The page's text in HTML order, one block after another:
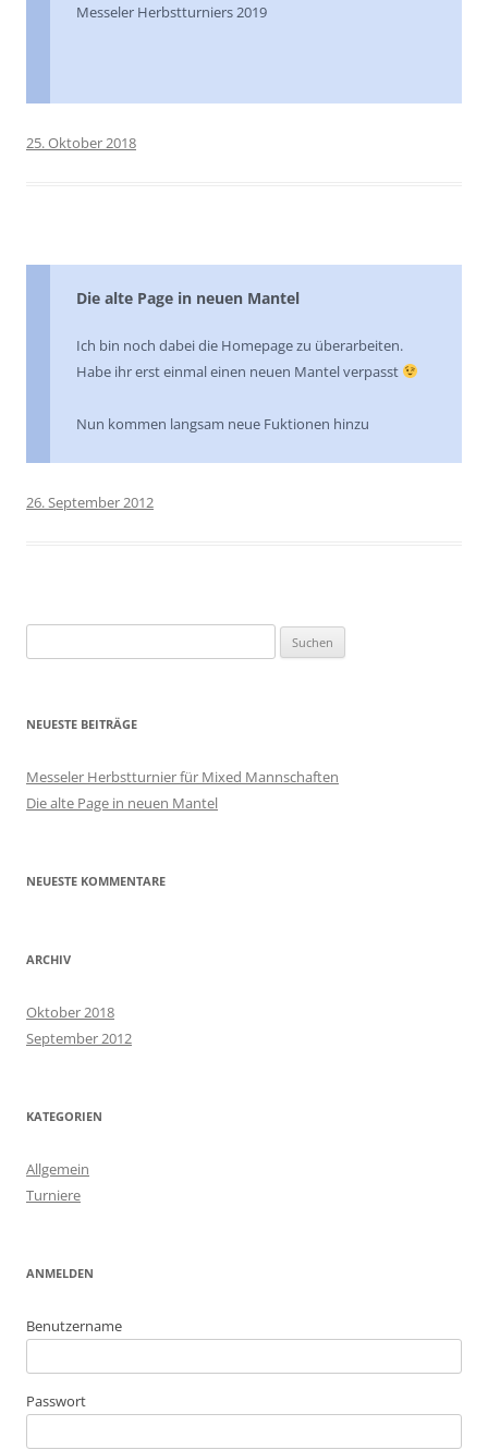
Messeler Herbstturniers 2019
25. Oktober 2018
Die alte Page in neuen Mantel
Ich bin noch dabei die Homepage zu überarbeiten.
Habe ihr erst einmal einen neuen Mantel verpasst
Nun kommen langsam neue Fuktionen hinzu
26. September 2012
nach:
NEUESTE BEITRÄGE
Messeler Herbstturnier für Mixed Mannschaften
Die alte Page in neuen Mantel
NEUESTE KOMMENTARE
ARCHIV
Oktober 2018
September 2012
KATEGORIEN
Allgemein
Turniere
ANMELDEN
Benutzername
Passwort